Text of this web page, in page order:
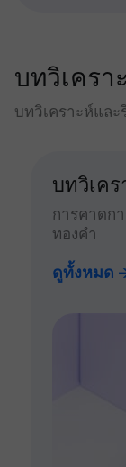
บทวิเครา
บทวิเคราะห์แล
บทวิเคร
การคาดก
ทองคำ
ดูทั้งหมด